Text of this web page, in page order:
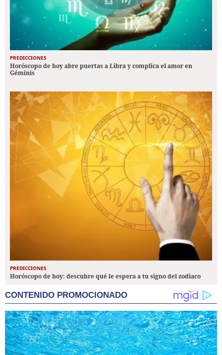
PREDICCIONES
Horóscopo de hoy abre puertas a Libra y complica el amor en
Géminis
PREDICCIONES
Horóscopo de hoy: descubre qué le espera a tu signo del zodiaco
CONTENIDO PROMOCIONADO